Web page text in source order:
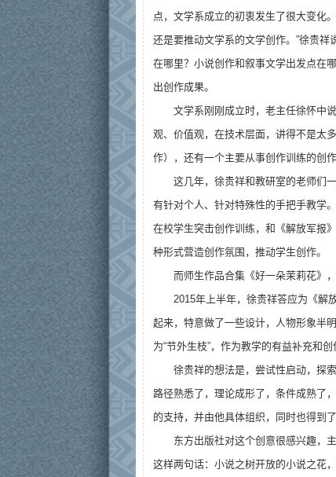
点，文学系成立的初衷发生了很大变化
还是要推动文学系的文学创作。”徐贵
在哪里？小说创作和叙事文学出发点在
出创作成果。
文学系刚刚成立时，老主任徐怀中
观、价值观，在技术层面，讲得不是太
作），还有一个主要从事创作训练的创作
这几年，徐贵祥和教研室的老师们
有针对个人、针对特殊性的手把手教学
在校学生突击创作训练，和《解放军报
种形式营造创作氛围，推动学生创作。
而师生作品合集《好一朵茉莉花》
2015年上半年，徐贵祥答应为《解
起来，特意做了一些设计，人物形象半
为“节外生枝”，作为教学的有益补充和创
徐贵祥的想法是，尝试性启动，探
路径熟悉了，理论成形了，条件成熟了
的支持，并由他具体组织，同时也得到
东方出版社对这个创意很感兴趣，
这样两句话：小说之树开放的小说之花